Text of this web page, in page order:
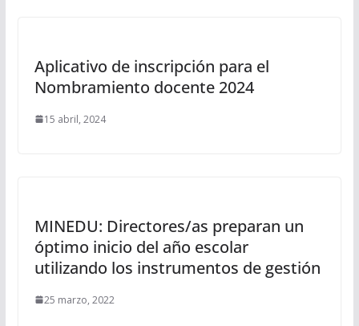
Aplicativo de inscripción para el
Nombramiento docente 2024
15 abril, 2024
MINEDU: Directores/as preparan un
óptimo inicio del año escolar
utilizando los instrumentos de gestión
25 marzo, 2022